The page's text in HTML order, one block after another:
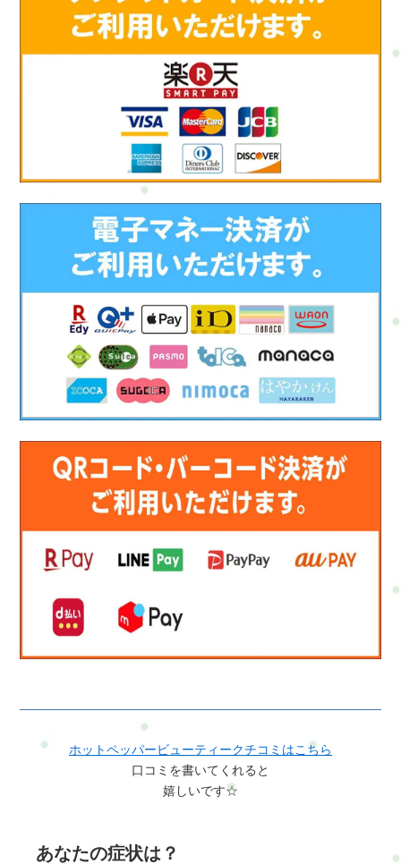
ホットペッパービューティークチコミはこちら
口コミを書いてくれると
嬉しいです☆
あなたの症状は？